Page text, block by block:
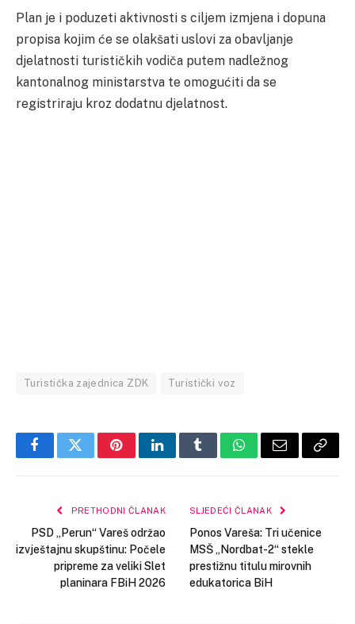
Plan je i poduzeti aktivnosti s ciljem izmjena i dopuna
propisa kojim će se olakšati uslovi za obavljanje
djelatnosti turističkih vodiča putem nadležnog
kantonalnog ministarstva te omogućiti da se
registriraju kroz dodatnu djelatnost.
Turistička zajednica ZDK Turistički voz
FacebookTwitterPinterestLinkedInTumblrWhatsApp
Email Copy
PRETHODNI ČLANAK
PSD „Perun“ Vareš održao
izvještajnu skupštinu: Počele
pripreme za veliki Slet
planinara FBiH 2026
SLJEDEĆI ČLANAK
Ponos Vareša: Tri učenice
MSŠ „Nordbat-2“ stekle
prestižnu titulu mirovnih
edukatorica BiH